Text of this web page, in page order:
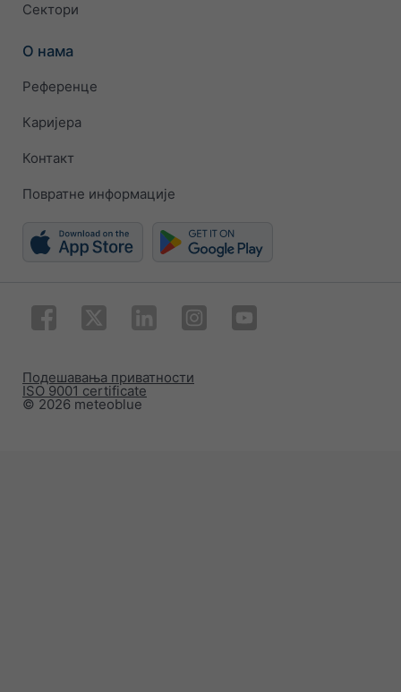
Сектори
О нама
Референце
Каријера
Контакт
Повратне информације
© 2026 meteoblue
ISO 9001 certificate
Подешавања приватности